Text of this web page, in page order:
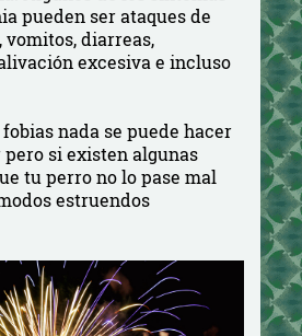
pueden ser ataques de
vomitos, diarreas,
excesiva e incluso
nada se puede hacer
si existen algunas
tu perro no lo pase mal
estruendos